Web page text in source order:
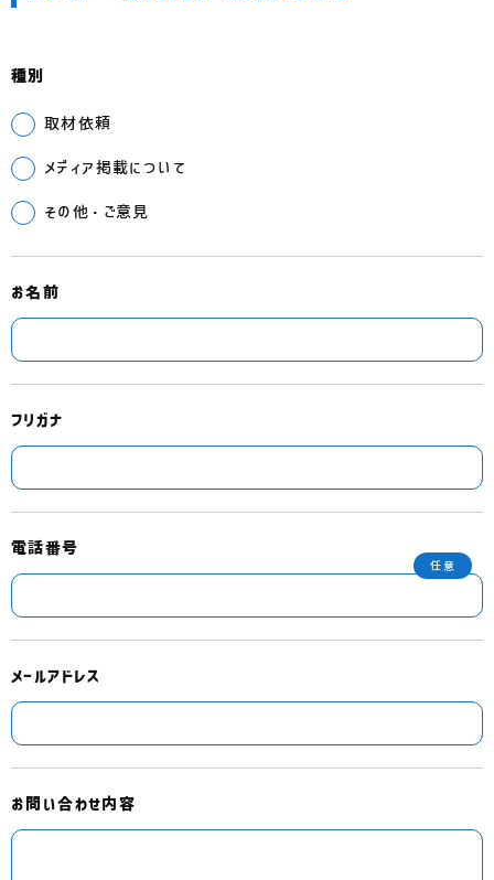
種別
取材依頼
メディア掲載について
その他・ご意見
お名前
フリガナ
電話番号
メールアドレス
お問い合わせ内容